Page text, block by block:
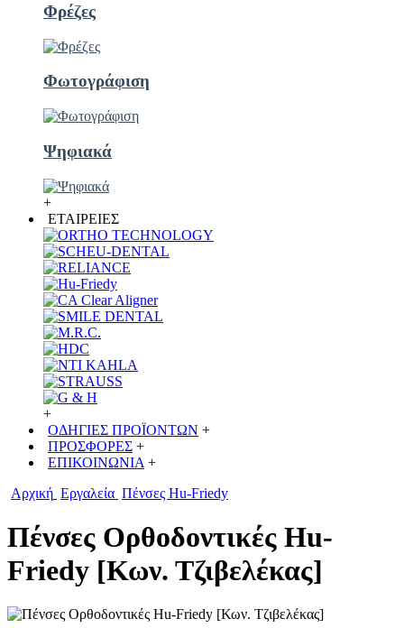
Φρέζες
Φωτογράφιση
Ψηφιακά
+
ΕΤΑΙΡΕΙΕΣ
+
ΟΔΗΓΙΕΣ ΠΡΟΪΟΝΤΩΝ +
ΠΡΟΣΦΟΡΕΣ +
ΕΠΙΚΟΙΝΩΝΙΑ +
Αρχική Εργαλεία Πένσες Hu-Friedy
Πένσες Ορθοδοντικές Hu-
Friedy [Κων. Τζιβελέκας]